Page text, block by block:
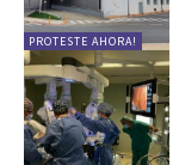
PROTESTE AHORA!